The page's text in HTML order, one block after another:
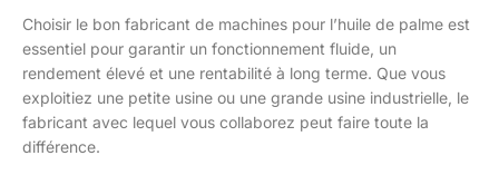
Choisir le bon fabricant de machines pour l’huile de palme est
essentiel pour garantir un fonctionnement fluide, un
rendement élevé et une rentabilité à long terme. Que vous
exploitiez une petite usine ou une grande usine industrielle, le
fabricant avec lequel vous collaborez peut faire toute la
différence.